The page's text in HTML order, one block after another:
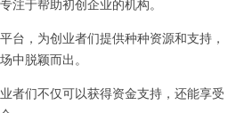
于帮助初创企业的机构。
，为创业者们提供种种资源和支持，
中脱颖而出。
们不仅可以获得资金支持，还能享受